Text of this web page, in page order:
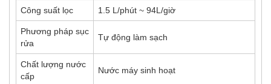
Công suất lọc 1.5 L/phút ~ 94L/giờ
Phương pháp sục
rửa
Tự động làm sạch
Chất lượng nước
cấp
Nước máy sinh hoạt